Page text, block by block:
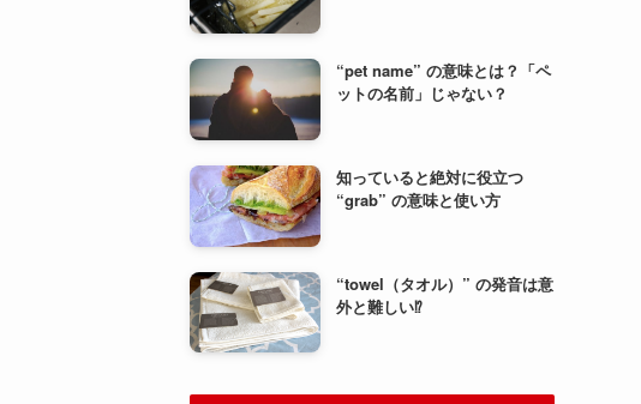
“pet name” の意味とは？「ペ
ットの名前」じゃない？
知っていると絶対に役立つ
“grab” の意味と使い方
“towel（タオル）” の発音は意
外と難しい⁉︎